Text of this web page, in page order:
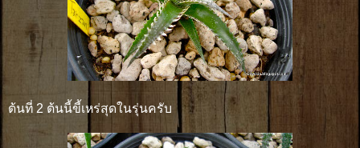
ต้นที่ 2 ต้นนี้ขี้เหร่สุดในรุ่นครับ